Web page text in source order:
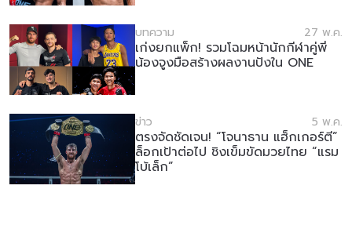
บทความ 27 พ.ค.
เก่งยกแพ็ก! รวมโฉมหน้านักกีฬาคู่พี่
น้องจูงมือสร้างผลงานปังใน ONE
ข่าว 5 พ.ค.
ตรงจัดชัดเจน! “โจนาธาน แฮ็กเกอร์ตี”
ล็อกเป้าต่อไป ชิงเข็มขัดมวยไทย “แรม
โบ้เล็ก”